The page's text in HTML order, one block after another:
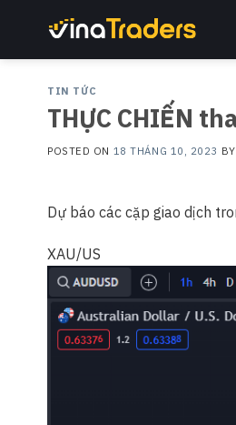
content
TIN TỨC
THỰC CHIẾN
POSTED ON 18 THÁNG 10, 2023 BY
Dự báo các cặp giao dịch
XAU/US